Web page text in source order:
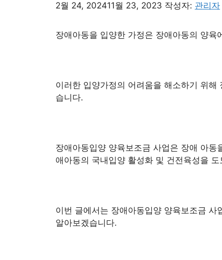
2월 24, 202411월 23, 2023 작성자: 관리자
장애아동을 입양한 가정은 장애아동의 양
이러한 입양가정의 어려움을 해소하기 위
습니다.
장애아동입양 양육보조금 사업은 장애 아
애아동의 국내입양 활성화 및 건전육성을
이번 글에서는 장애아동입양 양육보조금
알아보겠습니다.